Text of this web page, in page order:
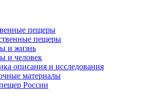
пещеры
пещеры
и жизнь
и человек
описания и исследования
материалы
России